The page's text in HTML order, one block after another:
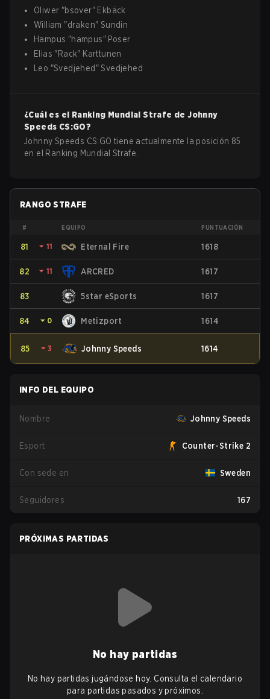
Oliwer "bsover" Ekbäck
William "draken" Sundin
Hampus "hampus" Poser
Elias "Rack" Karttunen
Leo "Svedjehed "Svedjehed
¿Cuál es el Ranking Mundial Strafe deJohnny
Speeds CS:GO?
Johnny Speeds CS:GO tiene actualmente la posición 85
en el Ranking Mundial Strafe.
RANGO STRAFE
# EQUIPO PUNTUACIÓN
81 ⏷ 11 Eternal Fire 1618
82 ⏷ 11 ARCRED 1617
83 5star eSports 1617
84 ⏷ 0 Metizport 1614
85 ⏷ 3 Johnny Speeds 1614
INFO DEL EQUIPO
Nombre Johnny Speeds
Esport Counter-Strike 2
Con sede en Sweden
Seguidores 167
PRÓXIMAS PARTIDAS
No hay partidas
No hay partidas jugándose hoy. Consulta el calendario
para partidas pasados y próximos.